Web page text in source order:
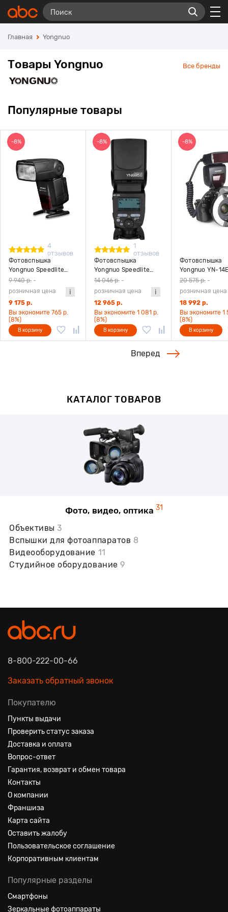
Главная Yongnuo
Товары Yongnuo Все бренды
Популярные товары
-8%
4
отзывов
Фотовспышка
Yongnuo Speedlite
YN-560 IV Negative
Screen с черно-
9 940 р. -
розничная цена
9 175 р.
Вы экономите 765 р.
(8%)
В корзину
-8%
1
отзывов
Фотовспышка
Yongnuo Speedlite
YN685 II для Canon
14 046 р. -
розничная цена
12 965 р.
Вы экономите 1 081 р.
(8%)
В корзину
-8%
Фотовспышка
Yongnuo YN-
Macro для Sony
20 575 р. -
розничная цена
18 992 р.
Вы экономите 1
(8%)
В корзину
Вперед
КАТАЛОГ ТОВАРОВ
Фото, видео, оптика 31
Объективы 3
Вспышки для фотоаппаратов 8
Видеооборудование 11
Студийное оборудование9
8-800-222-00-66
Заказать обратный звонок
Покупателю
Пункты выдачи
Проверить статус заказа
Доставка и оплата
Вопрос-ответ
Гарантия, возврат и обмен товара
Контакты
О компании
Франшиза
Карта сайта
Оставить жалобу
Пользовательское соглашение
Корпоративным клиентам
Популярные разделы
Смартфоны
Зеркальные фотоаппараты